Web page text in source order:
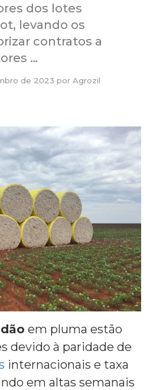
dos lotes
levando os
contratos a
…
de 2023 por Agrozil
em pluma estão
devido à paridade de
internacionais e taxa
em altas semanais